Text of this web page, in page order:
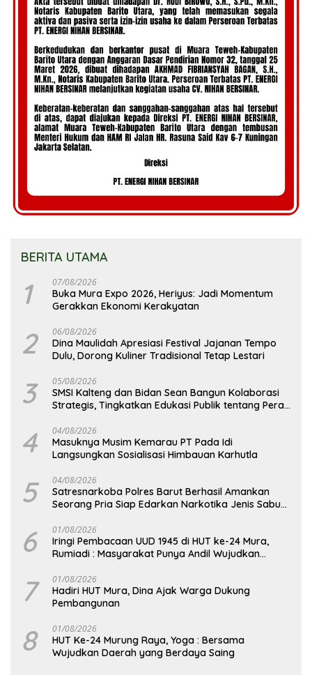
BERITA UTAMA
1 07/08/2026
Buka Mura Expo 2026, Heriyus: Jadi Momentum
Gerakkan Ekonomi Kerakyatan
2 06/08/2026
Dina Maulidah Apresiasi Festival Jajanan Tempo
Dulu, Dorong Kuliner Tradisional Tetap Lestari
3 05/08/2026
SMSI Kalteng dan Bidan Sean Bangun Kolaborasi
Strategis, Tingkatkan Edukasi Publik tentang Peran
4 04/08/2026
Masuknya Musim Kemarau PT Pada Idi
Langsungkan Sosialisasi Himbauan Karhutla
5 04/08/2026
Satresnarkoba Polres Barut Berhasil Amankan
Seorang Pria Siap Edarkan Narkotika Jenis Sabu
6 01/08/2026
Iringi Pembacaan UUD 1945 di HUT ke-24 Mura,
Rumiadi : Masyarakat Punya Andil Wujudkan
7 01/08/2026
Hadiri HUT Mura, Dina Ajak Warga Dukung
Pembangunan
8 01/08/2026
HUT Ke-24 Murung Raya, Yoga : Bersama
Wujudkan Daerah yang Berdaya Saing